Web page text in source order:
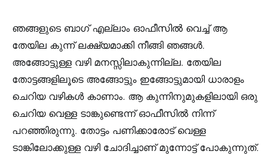
ഞങ്ങളുടെ ബാഗ് എല്ലാം ഓഫീസില്‍ വെച്ച് ആ
തേയില കുന്ന് ലക്ഷ്യമാക്കി നീങ്ങി ഞങ്ങള്‍.
അങ്ങോട്ടുള്ള വഴി മനസ്സിലാകുന്നില്ല. തേയില
തോട്ടങ്ങളിലൂടെ അങ്ങോട്ടും ഇങ്ങോട്ടുമായി ധാരാളം
ചെറിയ വഴികള്‍ കാണാം. ആ കുന്നിനുമുകളിലായി ഒരു
ചെറിയ വെള്ള ടാങ്കുണ്ടെന്ന് ഓഫീസില്‍ നിന്ന്
പറഞ്ഞിരുന്നു. തോട്ടം പണിക്കാരോട് വെള്ള
ടാങ്കിലോക്കുള്ള വഴി ചോദിച്ചാണ് മുന്നോട്ട് പോകുന്നുത്.